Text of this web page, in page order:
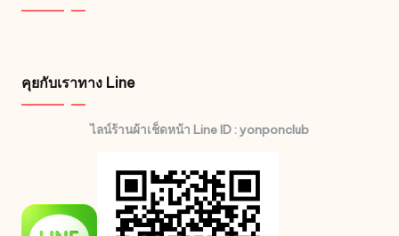
คุยกับเราทาง Line
ไลน์ร้านผ้าเช็ดหน้า Line ID : yonponclub